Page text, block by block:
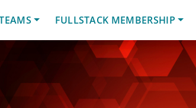
FULLSTACK MEMBERSHIP